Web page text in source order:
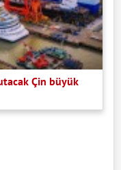
Çin büyük